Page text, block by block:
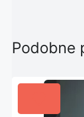
Podobne